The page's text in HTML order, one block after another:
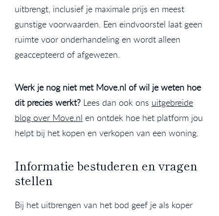
uitbrengt, inclusief je maximale prijs en meest
gunstige voorwaarden. Een eindvoorstel laat geen
ruimte voor onderhandeling en wordt alleen
geaccepteerd of afgewezen.
Werk je nog niet met Move.nl of wil je weten hoe
dit precies werkt? Lees dan ook ons uitgebreide
blog over Move.nl en ontdek hoe het platform jou
helpt bij het kopen en verkopen van een woning.
Informatie bestuderen en vragen
stellen
Bij het uitbrengen van het bod geef je als koper